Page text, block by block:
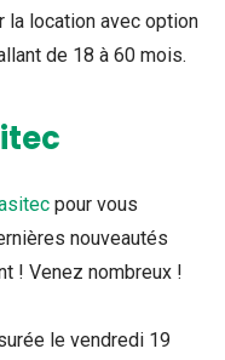
la location avec option
de 18 à 60 mois.
pour vous
nouveautés
! Venez nombreux !
le vendredi 19